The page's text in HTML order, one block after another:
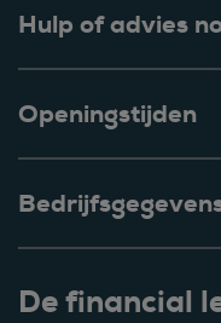
Hulp of advies
Openingstijden
De financial